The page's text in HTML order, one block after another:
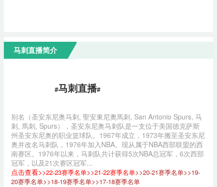
马刺直播简介
#马刺直播#
别名（圣安东尼奥马刺, 聖安東尼奧馬刺, San Antonio Spurs, 马
刺, 馬刺, Spurs），圣安东尼奥马刺队是一支位于美国德克萨斯
州圣安东尼奥的职业篮球队。1967年成立，1973年搬至圣安东尼
奥并改名马刺队，1976年加入NBA。现从属于NBA西部联盟的西
南赛区。1976年以来，马刺队共计获得5次NBA总冠军，6次西部
冠军，以及21次赛区冠军...
点击查看>>22-23赛季名单>>21-22赛季名单>>20-21赛季名单>>19-
20赛季名单>>18-19赛季名单>>17-18赛季名单